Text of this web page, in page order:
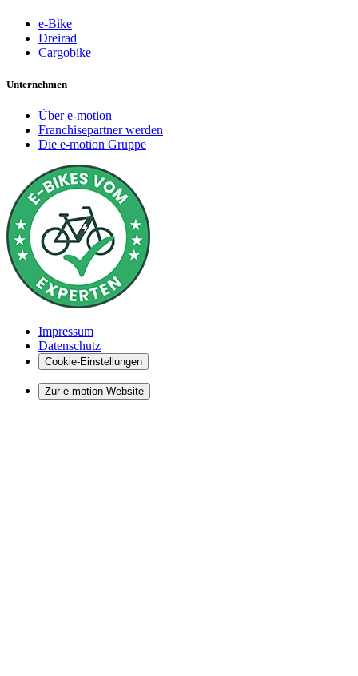
e-Bike
Dreirad
Cargobike
Unternehmen
Über e-motion
Franchisepartner werden
Die e-motion Gruppe
Impressum
Datenschutz
Cookie-Einstellungen
Zur e-motion Website